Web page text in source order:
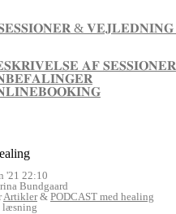
& 𝐕𝐄𝐉𝐋𝐄𝐃𝐍𝐈𝐍𝐆
𝐀𝐅 𝐒𝐄𝐒𝐒𝐈𝐎𝐍𝐄𝐑
'21 22:10
Bundgaard
Artikler& PODCAST med healing
læsning